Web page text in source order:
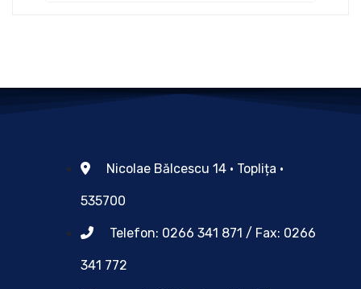
Nicolae Bălcescu 14 • Toplița •
535700
Telefon: 0266 341 871 / Fax: 0266
341 772